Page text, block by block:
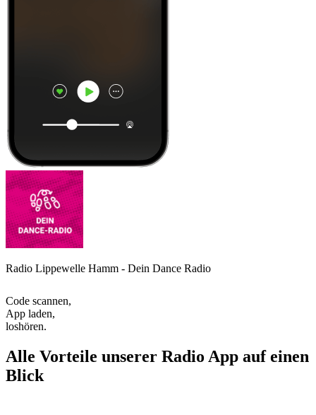
Radio Lippewelle Hamm - Dein Dance Radio
Code scannen,
App laden,
loshören.
Alle Vorteile unserer Radio App auf einen
Blick